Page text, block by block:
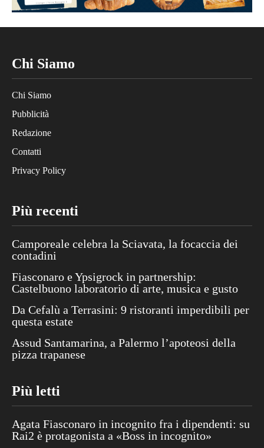
Chi Siamo
Chi Siamo
Pubblicità
Redazione
Contatti
Privacy Policy
Più recenti
Camporeale celebra la Sciavata, la focaccia dei
contadini
Fiasconaro e Ypsigrock in partnership:
Castelbuono laboratorio di arte, musica e gusto
Da Cefalù a Terrasini: 9 ristoranti imperdibili per
questa estate
Assud Santamarina, a Palermo l’apoteosi della
pizza trapanese
Più letti
Agata Fiasconaro in incognito fra i dipendenti: su
Rai2 è protagonista a «Boss in incognito»